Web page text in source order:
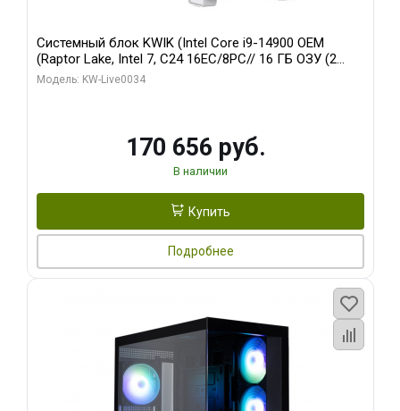
Системный блок KWIK (Intel Core i9-14900 OEM
(Raptor Lake, Intel 7, C24 16EC/8PC// 16 ГБ ОЗУ (2
модуля)/ MSI RTX5060Ti VENTUS 2X PLUS 16GB
Модель: KW-Live0034
170 656 руб.
В наличии
Купить
Подробнее